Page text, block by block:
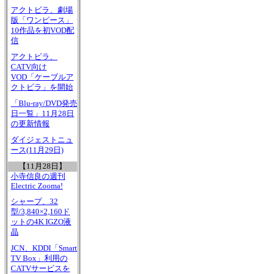
アクトビラ、劇場
版「ワンピース」
10作品を初VOD配
信
アクトビラ、
CATV向け
VOD「ケーブルア
クトビラ」を開始
「Blu-ray/DVD発売
日一覧」11月28日
の更新情報
ダイジェストニュ
ース(11月29日)
【11月28日】
小寺信良の週刊
Electric Zooma!
シャープ、32
型/3,840×2,160ド
ットの4K IGZO液
晶
JCN、KDDI「Smart
TV Box」利用の
CATVサービスを